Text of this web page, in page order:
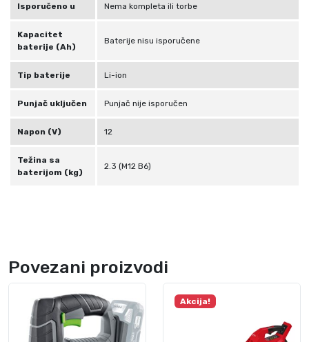
k
n
Isporučeno u Nema kompleta ili torbe
Kapacitet
baterije (Ah)
Baterije nisu isporučene
Tip baterije Li-ion
Punjač uključen Punjač nije isporučen
Napon (V) 12
Težina sa
baterijom (kg)
2.3 (M12 B6)
Povezani proizvodi
Akcija!